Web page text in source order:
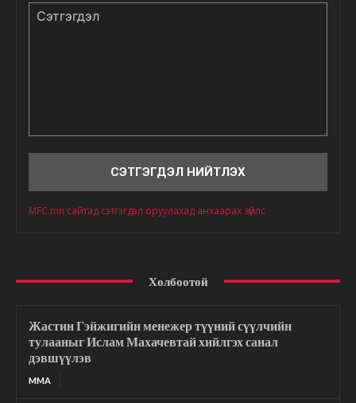
MFC.mn сайтад сэтгэгдэл оруулахад анхаарах зүйлс
Холбоотой
Жастин Гэйжигийн менежер түүний сүүлчийн
тулааныг Ислам Махачевтай хийлгэх санал
дэвшүүлэв
MMA